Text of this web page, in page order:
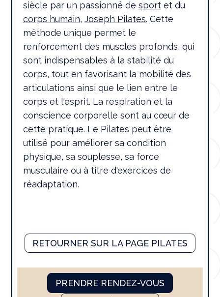
siècle par un passionné de sportet du
corps humain, Joseph Pilates. Cette
méthode unique permet le
renforcement des muscles profonds, qui
sont indispensables à la stabilité du
corps, tout en favorisant la mobilité des
articulations ainsi que le lien entre le
corps et l'esprit. La respiration et la
conscience corporelle sont au cœur de
cette pratique. Le Pilates peut être
utilisé pour améliorer sa condition
physique, sa souplesse, sa force
musculaire ou à titre d'exercices de
réadaptation.
RETOURNER SUR LA PAGE PILATES
PRENDRE RENDEZ-VOUS